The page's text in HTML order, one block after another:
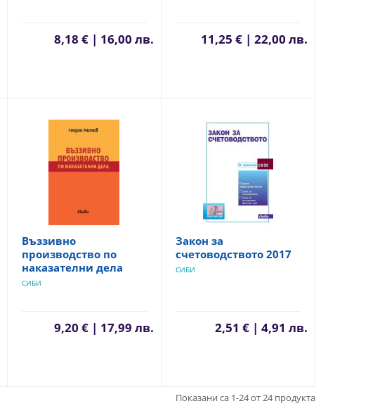
8,18 € | 16,00 лв. 11,25 € | 22,00 лв.
Въззивно
производство по
наказателни дела
СИБИ
9,20 € | 17,99 лв.
Закон за
счетоводството 2017
СИБИ
2,51 € | 4,91 лв.
Показани са 1-24 от 24 продукта